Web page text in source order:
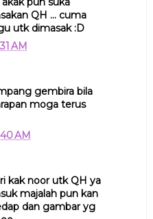
QH ... cuma
utk dimasak :D
AM
gembira bila
moga terus
AM
kak noor utk QH ya
majalah pun kan
dan gambar yg